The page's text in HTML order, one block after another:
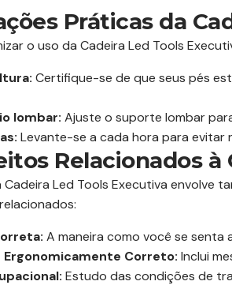
Práticas da
o uso da Cadeira Led Tools
Certifique-se de que seus pés
lombar: Ajuste o suporte lombar
Levante-se a cada hora para evitar
Relacionados à
Cadeira Led Tools Executiva envolve
A maneira como você se senta
Correto: Inclui
Estudo das condições de